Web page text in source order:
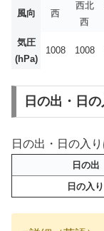
風向 西
西北
西
気圧
(hPa)
1008 1008
日の出・日の
日の出・日の入
日の出
日の入り